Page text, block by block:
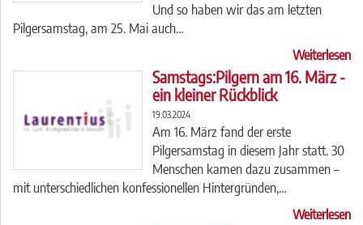
Und so haben wir das am letzten
Pilgersamstag, am 25. Mai auch…
Weiterlesen
Samstags:Pilgern am 16. März -
ein kleiner Rückblick
19.03.2024
Am 16. März fand der erste
Pilgersamstag in diesem Jahr statt. 30
Menschen kamen dazu zusammen –
mit unterschiedlichen konfessionellen Hintergründen,…
Weiterlesen